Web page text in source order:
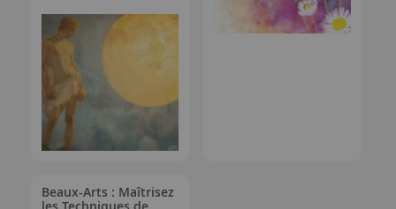
Beaux-Arts : Maîtrisez
les Techniques de